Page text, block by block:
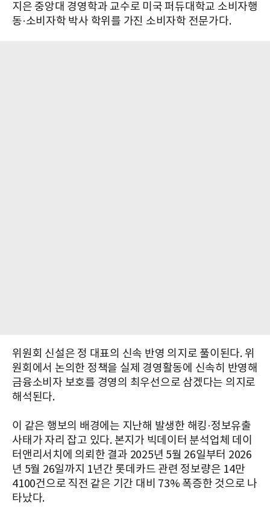
지은 중앙대 경영학과 교수로 미국 퍼듀대학교 소비자행
동·소비자학 박사 학위를 가진 소비자학 전문가다.
위원회 신설은 정 대표의 신속 반영 의지로 풀이된다. 위
원회에서 논의한 정책을 실제 경영활동에 신속히 반영해
금융소비자 보호를 경영의 최우선으로 삼겠다는 의지로
해석된다.
이 같은 행보의 배경에는 지난해 발생한 해킹·정보유출
사태가 자리 잡고 있다. 본지가 빅데이터 분석업체 데이
터앤리서치에 의뢰한 결과 2025년 5월 26일부터 2026
년 5월 26일까지 1년간 롯데카드 관련 정보량은 14만
4100건으로 직전 같은 기간 대비 73% 폭증한 것으로 나
타났다.